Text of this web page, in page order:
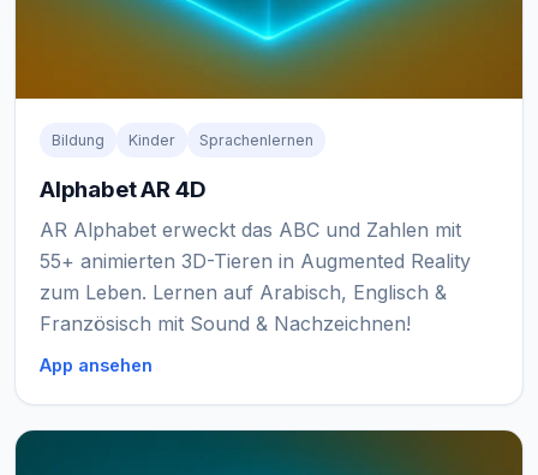
Bildung Kinder Sprachenlernen
Alphabet AR 4D
AR Alphabet erweckt das ABC und Zahlen mit
55+ animierten 3D-Tieren in Augmented Reality
zum Leben. Lernen auf Arabisch, Englisch &
Französisch mit Sound & Nachzeichnen!
App ansehen